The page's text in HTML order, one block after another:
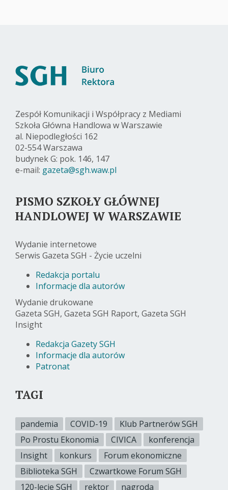
Zespół Komunikacji i Współpracy z Mediami
Szkoła Główna Handlowa w Warszawie
al. Niepodległości 162
02-554 Warszawa
budynek G: pok. 146, 147
e-mail: gazeta@sgh.waw.pl
PISMO SZKOŁY GŁÓWNEJ
HANDLOWEJ W WARSZAWIE
Wydanie internetowe
Serwis Gazeta SGH - Życie uczelni
Redakcja portalu
Informacje dla autorów
Wydanie drukowane
Gazeta SGH, Gazeta SGH Raport, Gazeta SGH
Insight
Redakcja Gazety SGH
Informacje dla autorów
Patronat
TAGI
pandemia COVID-19
Klub Partnerów SGH
Po Prostu Ekonomia
CIVICA
konferencja
Insight
konkurs
Forum ekonomiczne
Biblioteka SGH
Czwartkowe Forum SGH
120-lecie SGH
rektor nagroda